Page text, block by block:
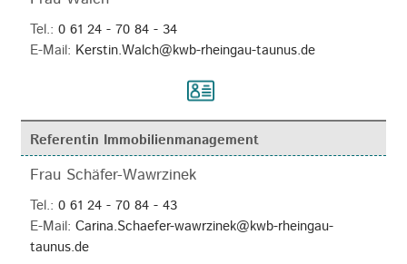
Tel.: 0 61 24 - 70 84 - 34
E-Mail: Kerstin.Walch@kwb-rheingau-taunus.de
Referentin Immobilienmanagement
Frau Schäfer-Wawrzinek
Tel.: 0 61 24 - 70 84 - 43
E-Mail: Carina.Schaefer-wawrzinek@kwb-rheingau-
taunus.de